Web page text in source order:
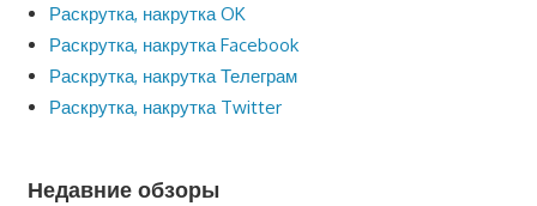
Раскрутка, накрутка OK
Раскрутка, накрутка Facebook
Раскрутка, накрутка Телеграм
Раскрутка, накрутка Twitter
Недавние обзоры